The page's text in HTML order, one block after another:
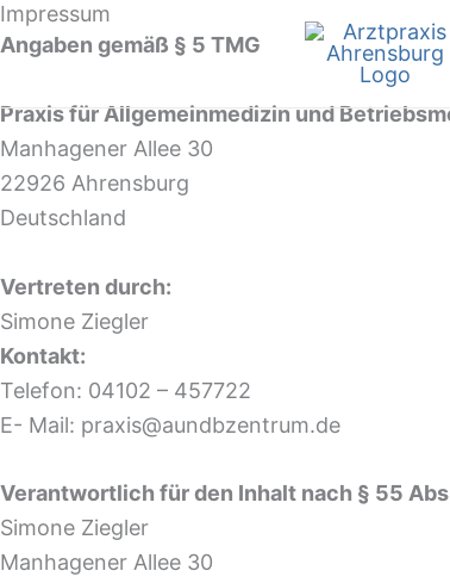
Zum
Inhalt
Impressum
Angaben gemäß § 5 TMG
Praxis für Allgemeinmedizin und
Manhagener Allee 30
22926 Ahrensburg
Deutschland
Vertreten durch:
Simone Ziegler
Kontakt:
Telefon: 04102 – 457722
E- Mail: praxis@aundbzentrum.de
Verantwortlich für den Inhalt nach § 55
Simone Ziegler
Manhagener Allee 30